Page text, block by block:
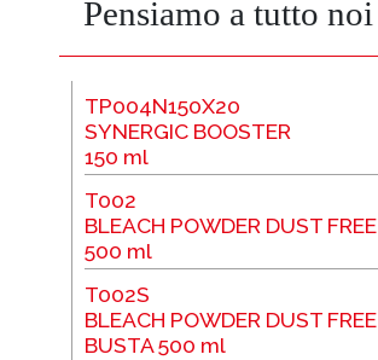
Pensiamo a tutto noi
TP004N150X20
SYNERGIC BOOSTER
150 ml
T002
BLEACH POWDER DUST FREE
500 ml
T002S
BLEACH POWDER DUST FREE
BUSTA 500 ml